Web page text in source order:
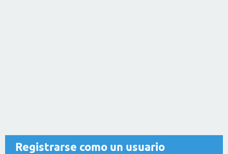
Registrarse como un usuario